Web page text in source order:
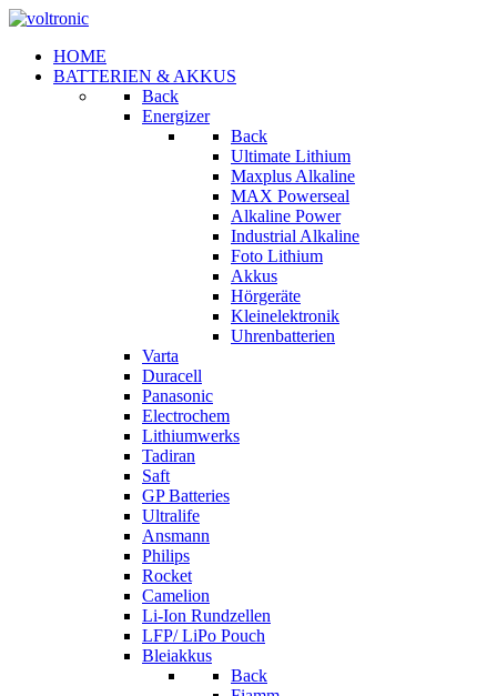
HOME
BATTERIEN & AKKUS
Back
Energizer
Back
Ultimate Lithium
Maxplus Alkaline
MAX Powerseal
Alkaline Power
Industrial Alkaline
Foto Lithium
Akkus
Hörgeräte
Kleinelektronik
Uhrenbatterien
Varta
Duracell
Panasonic
Electrochem
Lithiumwerks
Tadiran
Saft
GP Batteries
Ultralife
Ansmann
Philips
Rocket
Camelion
Li-Ion Rundzellen
LFP/ LiPo Pouch
Bleiakkus
Back